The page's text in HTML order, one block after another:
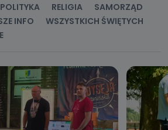
POLITYKA RELIGIA
SAMORZĄD
INFO
WSZYSTKICH ŚWIĘTYCH